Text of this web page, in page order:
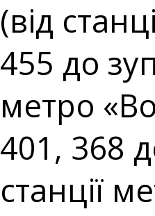
(від
455 до
метро
401, 368
станції